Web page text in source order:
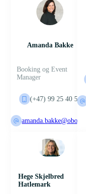
Amanda Bakke
Booking og Event
Manager
(+47) 99 25 40 53
amanda.bakke@obos.no
Hege Skjelbred
Hatlemark